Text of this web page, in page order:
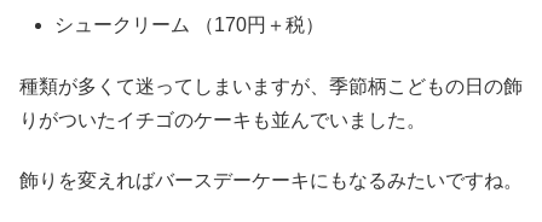
シュークリーム （170円＋税）
種類が多くて迷ってしまいますが、季節柄こどもの日の飾
りがついたイチゴのケーキも並んでいました。
飾りを変えればバースデーケーキにもなるみたいですね。